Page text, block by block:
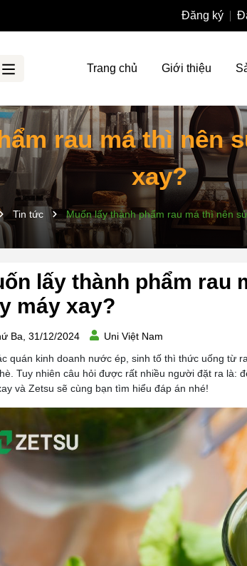
Đăng ký
Trang chủ Giới thiệu
rau má thì nên
xay?
Tin tức Muốn lấy thành phẩm rau má thì nên
lấy thành phẩm rau
máy xay?
Ba, 31/12/2024
Uni Việt Nam
quán kinh doanh nước ép, sinh tố thì thức uống từ
Tuy nhiên câu hỏi được rất nhiều người đặt ra là:
và Zetsu sẽ cùng bạn tìm hiểu đáp án nhé!